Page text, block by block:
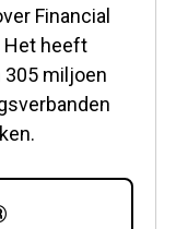
Financial
Het heeft
305 miljoen